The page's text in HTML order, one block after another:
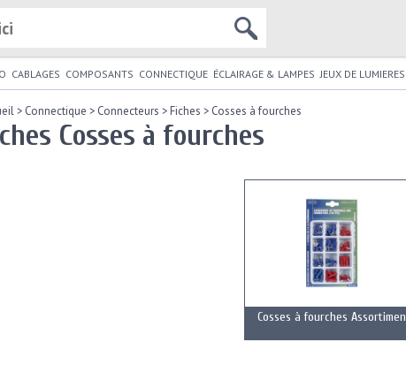
CABLAGES COMPOSANTS CONNECTIQUE ÉCLAIRAGE & LAMPES JEUX DE LUMIERES
> Connectique > Connecteurs >Fiches > Cosses à fourches
Cosses à fourches
Cosses à fourches